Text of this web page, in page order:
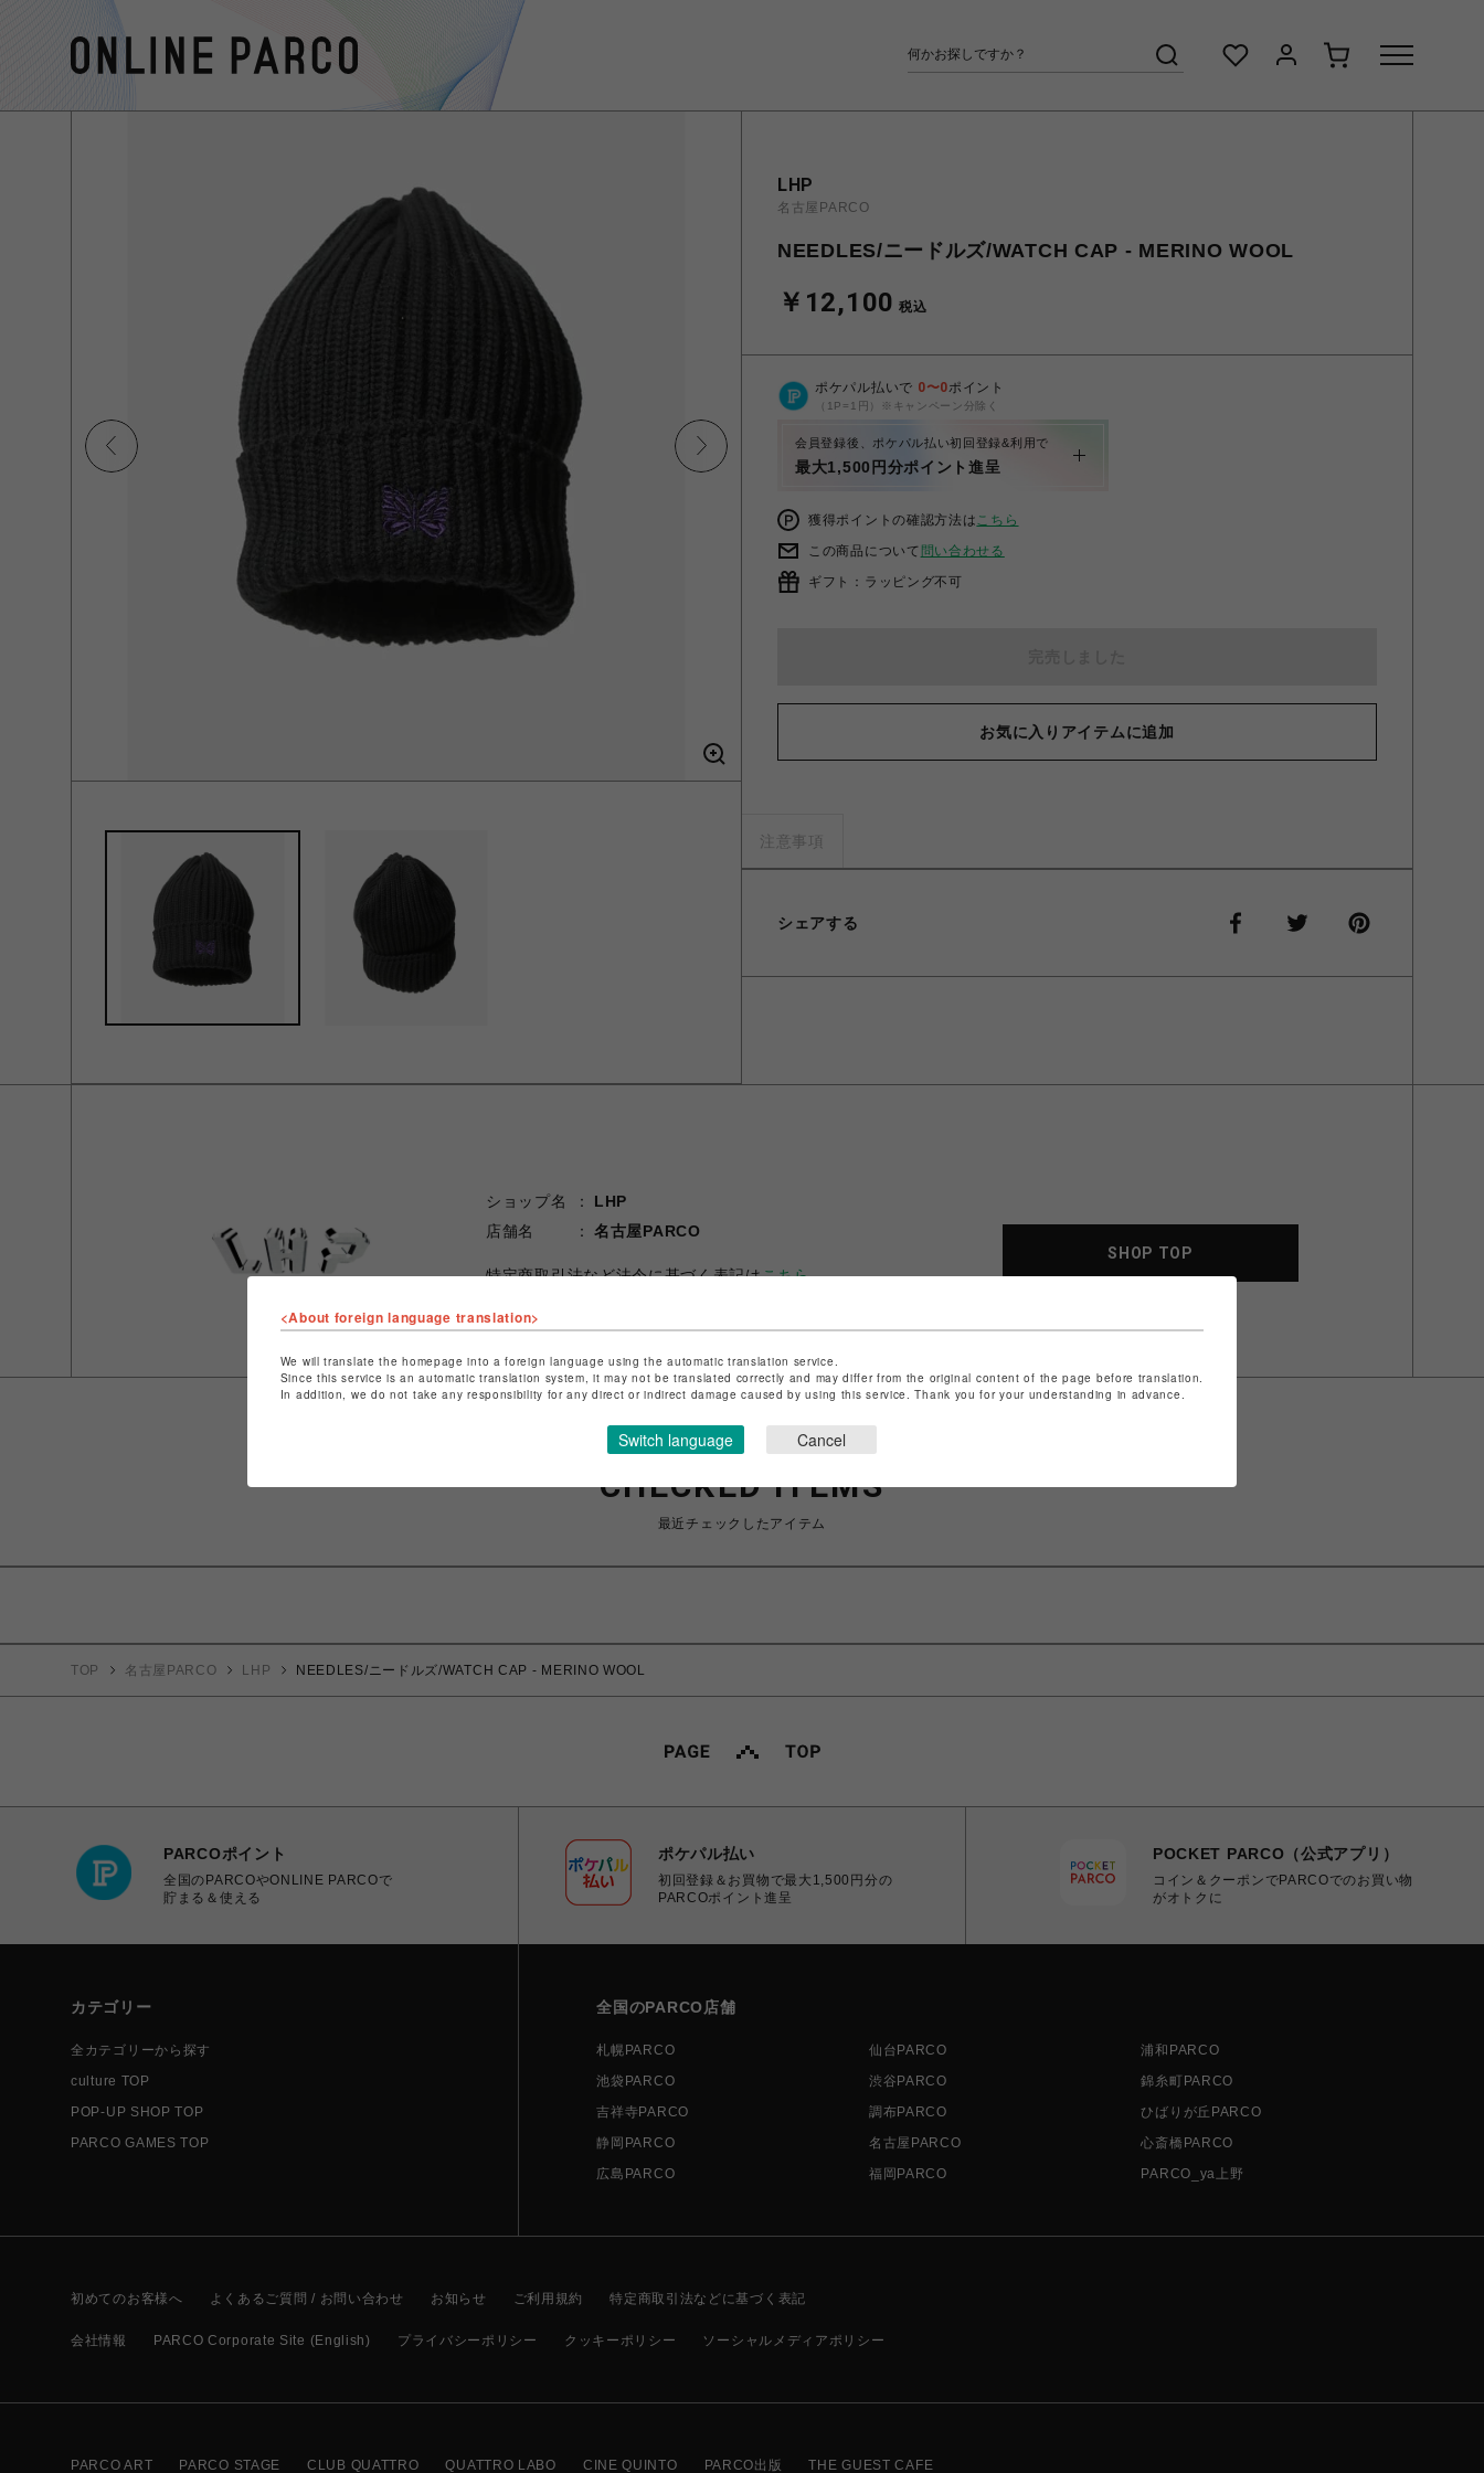
LHP
名古屋PARCO
NEEDLES/ニードルズ/WATCH CAP - MERINO WOOL
￥12,100 税込
ポケパル払いで 0〜0ポイント
（1P=1円）※キャンペーン分除く
会員登録後、ポケパル払い初回登録&利用で
最大1,500円分ポイント進呈
獲得ポイントの確認方法はこちら
この商品について 問い合わせる
ギフト：ラッピング不可
お気に入りアイテムに追加
注意事項
シェアする
ショップ名
LHP
店舗名
名古屋PARCO
特定商取引法など法令に基づく表記はこちら
SHOP TOP
CHECKED ITEMS
最近チェックしたアイテム
TOP 名古屋PARCO LHP NEEDLES/ニードルズ/WATCH CAP - MERINO WOOL
PARCOポイント
全国のPARCOやONLINE PARCOで
貯まる＆使える
ポケパル払い
初回登録＆お買物で最大1,500円分の
PARCOポイント進呈
POCKET PARCO（公式アプリ）
コイン＆クーポンでPARCOでのお買い物
がオトクに
カテゴリー
全カテゴリーから探す
culture TOP
POP-UP SHOP TOP
PARCO GAMES TOP
全国のPARCO店舗
札幌PARCO 仙台PARCO
浦和PARCO
池袋PARCO
渋谷PARCO
錦糸町PARCO
吉祥寺PARCO
調布PARCO
ひばりが丘PARCO
静岡PARCO
名古屋PARCO
心斎橋PARCO
広島PARCO
福岡PARCO PARCO_ya上野
初めてのお客様へ よくあるご質問 / お問い合わせ お知らせ ご利用規約 特定商取引法などに基づく表記
会社情報 PARCO Corporate Site (English) プライバシーポリシー クッキーポリシー ソーシャルメディアポリシー
PARCO ART PARCO STAGE CLUB QUATTRO QUATTRO LABO CINE QUINTO PARCO出版 THE GUEST CAFE
<About foreign language translation>
We will translate the homepage into a foreign language using the automatic translation service.
Since this service is an automatic translation system, it may not be translated correctly and may differ from the original content of the page before translation.
In addition, we do not take any responsibility for any direct or indirect damage caused by using this service. Thank you for your understanding in advance.
Switch language Cancel